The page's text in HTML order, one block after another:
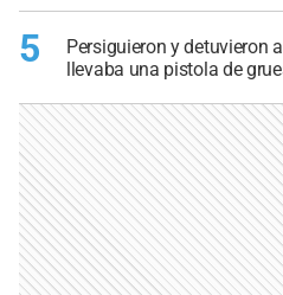
5
Persiguieron y detuvieron
llevaba una pistola de